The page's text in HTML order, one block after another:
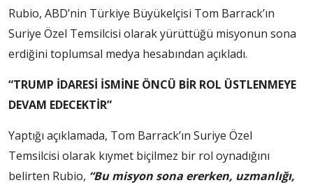
Rubio, ABD’nin Türkiye Büyükelçisi Tom Barrack’ın
Suriye Özel Temsilcisi olarak yürüttüğü misyonun sona
erdiğini toplumsal medya hesabından açıkladı.
“TRUMP İDARESİ İSMİNE ÖNCÜ BİR ROL ÜSTLENMEYE
DEVAM EDECEKTİR”
Yaptığı açıklamada, Tom Barrack’ın Suriye Özel
Temsilcisi olarak kıymet biçilmez bir rol oynadığını
belirten Rubio, “Bu misyon sona ererken, uzmanlığı,